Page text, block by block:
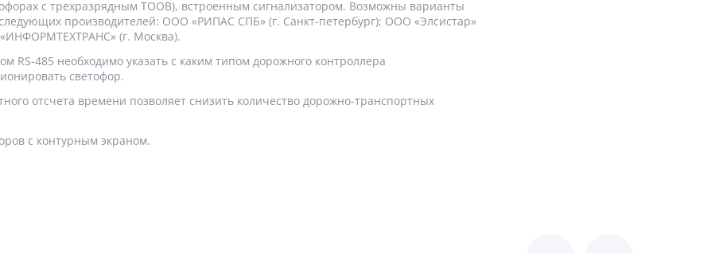
с трехразрядным ТООВ), встроенным сигнализатором. Возможны варианты
производителей: ООО «РИПАС СПБ» (г. Санкт-петербург); ООО «Элсистар»
(г. Москва).
RS-485 необходимо указать с каким типом дорожного контроллера
светофор.
отсчета времени позволяет снизить количество дорожно-транспортных
с контурным экраном.